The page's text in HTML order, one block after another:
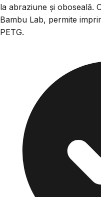
la abraziune și oboseală.
Bambu Lab, permite
PETG.